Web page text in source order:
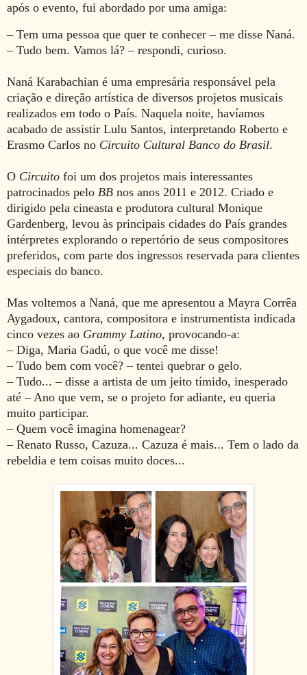
após o evento, fui abordado por uma amiga:
– Tem uma pessoa que quer te conhecer – me disse Naná.
– Tudo bem. Vamos lá? – respondi, curioso.
Naná Karabachian é uma empresária responsável pela
criação e direção artística de diversos projetos musicais
realizados em todo o País. Naquela noite, havíamos
acabado de assistir Lulu Santos, interpretando Roberto e
Erasmo Carlos no Circuito Cultural Banco do Brasil.
O Circuito foi um dos projetos mais interessantes
patrocinados pelo BB nos anos 2011 e 2012. Criado e
dirigido pela cineasta e produtora cultural Monique
Gardenberg, levou às principais cidades do País grandes
intérpretes explorando o repertório de seus compositores
preferidos, com parte dos ingressos reservada para clientes
especiais do banco.
Mas voltemos a Naná, que me apresentou a Mayra Corrêa
Aygadoux, cantora, compositora e instrumentista indicada
cinco vezes ao Grammy Latino, provocando-a:
– Diga, Maria Gadú, o que você me disse!
– Tudo bem com você? – tentei quebrar o gelo.
– Tudo... – disse a artista de um jeito tímido, inesperado
até – Ano que vem, se o projeto for adiante, eu queria
muito participar.
– Quem você imagina homenagear?
– Renato Russo, Cazuza... Cazuza é mais... Tem o lado da
rebeldia e tem coisas muito doces...